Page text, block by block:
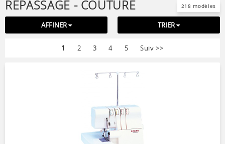
REPASSAGE - COUTURE 218 modèles
AFFINER TRIER
1 2 3 4 5 Suiv >>